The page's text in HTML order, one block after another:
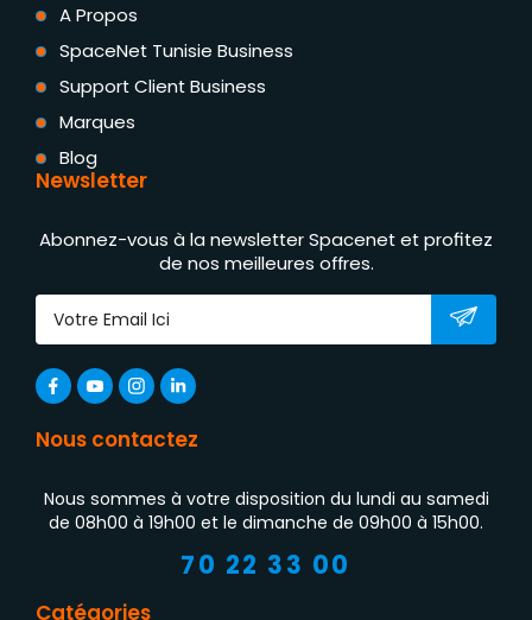
A Propos
SpaceNet Tunisie Business
Support Client Business
Marques
Blog
Newsletter
Abonnez-vous à la newsletter Spacenet et profitez
de nos meilleures offres.
Nous contactez
Nous sommes à votre disposition du lundi au samedi
de 08h00 à 19h00 et le dimanche de 09h00 à 15h00.
70 22 33 00
Catégories